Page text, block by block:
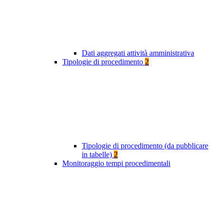
Dati aggregati attività amministrativa
Tipologie di procedimento 2
Tipologie di procedimento (da pubblicare
in tabelle) 2
Monitoraggio tempi procedimentali